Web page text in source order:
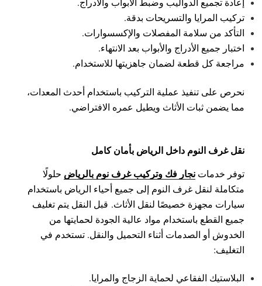
تركيب المرايا والتسريحات بدقة.
التأكد من سلامة المفصلات والإكسسوارات.
اختبار جميع الأدراج والأبواب بعد الانتهاء.
مراجعة كل قطعة لضمان جاهزيتها للاستخدام.
نحرص على تنفيذ عملية التركيب باستخدام أحدث المعدات،
مما يضمن ثبات الأثاث ويطيل عمره الافتراضي.
نقل غرف النوم داخل الرياض بأمان كامل
توفر خدمات نجار فك وتركيب غرف نوم بالرياض حلولًا
متكاملة لنقل غرف النوم إلى جميع أحياء الرياض باستخدام
سيارات مجهزة خصيصًا لنقل الأثاث. قبل النقل يتم تغليف
جميع القطع باستخدام مواد عالية الجودة لحمايتها من
الخدوش أو الصدمات أثناء التحميل والنقل. تستخدم في
التغليف:
البلاستيك الفقاعي لحماية الزجاج والمرايا.